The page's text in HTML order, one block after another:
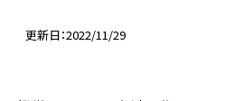
更新日 2022/11/29